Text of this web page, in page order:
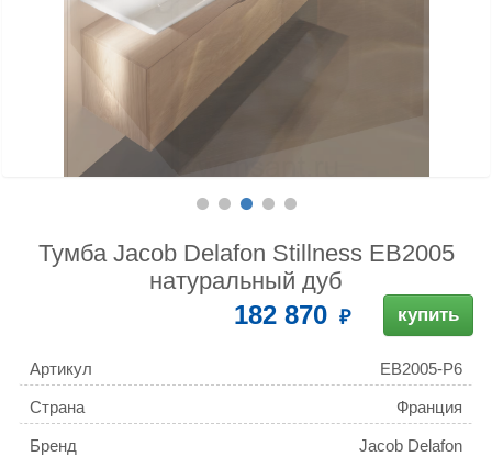
Тумба Jacob Delafon Stillness EB2005
натуральный дуб
182 870 купить
Артикул EB2005-P6
Страна Франция
Бренд Jacob Delafon